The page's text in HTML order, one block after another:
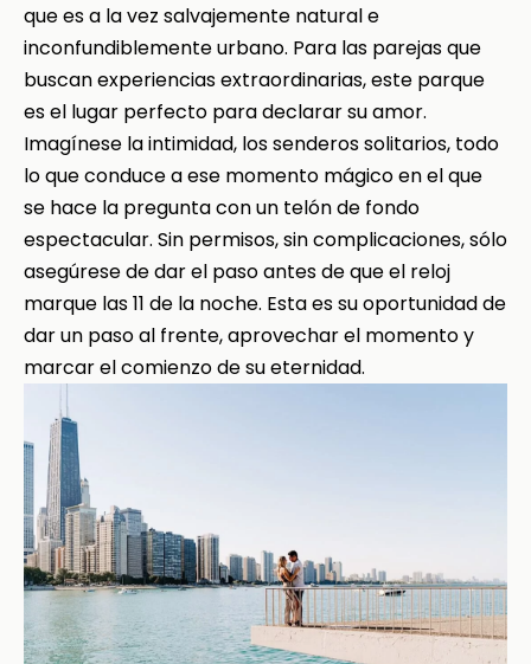
que es a la vez salvajemente natural e
inconfundiblemente urbano. Para las parejas que
buscan experiencias extraordinarias, este parque
es el lugar perfecto para declarar su amor.
Imagínese la intimidad, los senderos solitarios, todo
lo que conduce a ese momento mágico en el que
se hace la pregunta con un telón de fondo
espectacular. Sin permisos, sin complicaciones, sólo
asegúrese de dar el paso antes de que el reloj
marque las 11 de la noche. Esta es su oportunidad de
dar un paso al frente, aprovechar el momento y
marcar el comienzo de su eternidad.